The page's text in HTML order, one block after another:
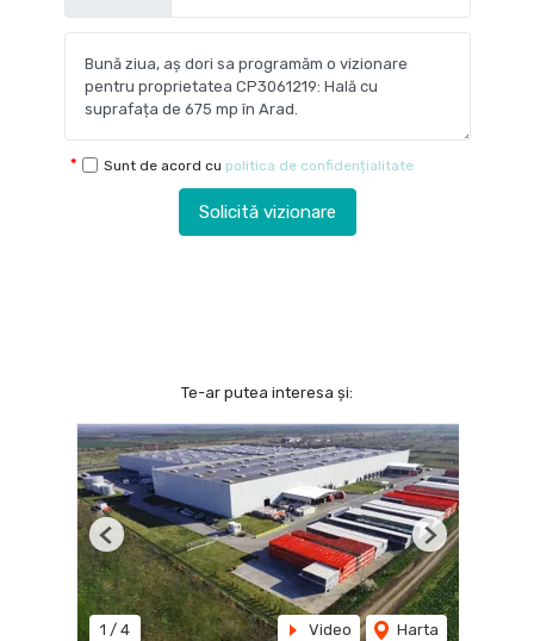
Sunt de acord cu politica de confidențialitate
Solicită vizionare
Te-ar putea interesa și:
1 / 4 Video Harta
Previous Next